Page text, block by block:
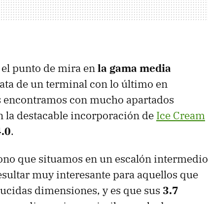
punto de mira enla gama media
de un terminal con lo último en
con mucho apartados
la destacable incorporación de Ice Cream
.
que situamos en un escalón intermedio
muy interesante para aquellos que
dimensiones, y es que sus 3.7